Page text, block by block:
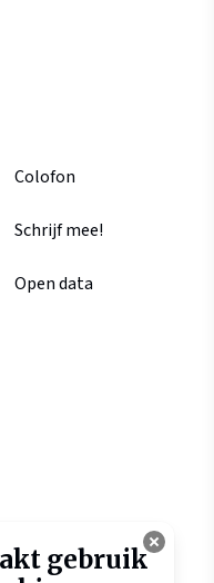
Colofon
Schrijf mee!
Open data
gebruik